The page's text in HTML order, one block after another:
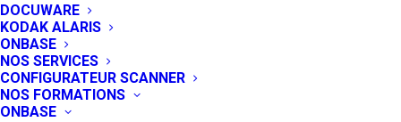
DOCUWARE
KODAK ALARIS
ONBASE
NOS SERVICES
CONFIGURATEUR SCANNER
NOS FORMATIONS
ONBASE
de contenus et les ECM